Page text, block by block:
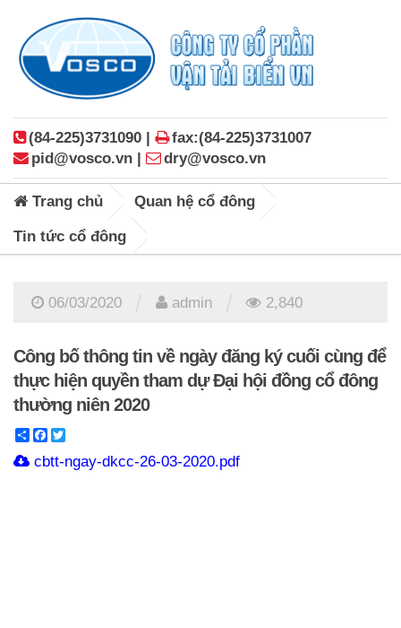
(84-225)3731090 |
fax:(84-225)3731007
pid@vosco.vn |
dry@vosco.vn
Trang chủ Quan hệ cổ đông
Tin tức cổ đông
06/03/2020 admin 2,840
Công bố thông tin về ngày đăng ký cuối cùng để
thực hiện quyền tham dự Đại hội đồng cổ đông
thường niên 2020
ShareFacebook
cbtt-ngay-dkcc-26-03-2020.pdf